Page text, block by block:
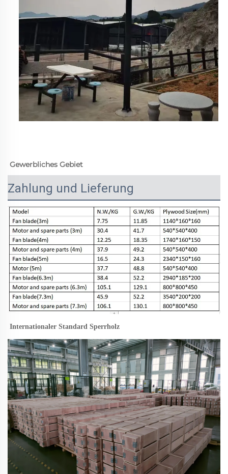
Gewerbliches Gebiet
Zahlung und Lieferung
Internationaler Standard Sperrholz